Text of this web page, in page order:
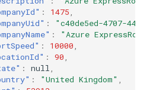
: 1475
:
"c40de5ed-4707-
:
"Azure
: 10000
: 90
: null
: "United Kingdom"